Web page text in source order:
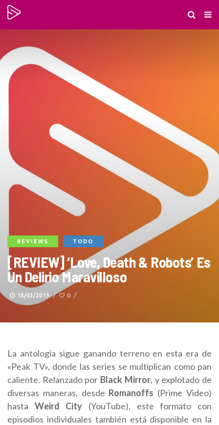
REVIEWS TODO
[REVIEW] ‘Love, Death & Robots’ Es
Un Delirio Maravilloso
18/03/2019 0
La antología sigue ganando terreno en esta era de
«Peak TV», donde las series se multiplican como pan
caliente. Relanzado por Black Mirror, y explotado de
diversas maneras, desde Romanoffs (Prime Video)
hasta Weird City (YouTube), este formato con
episodios individuales también está disponible en la